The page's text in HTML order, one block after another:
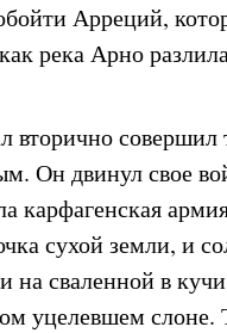
Арреций,
река Арно
вторично совершил
Он двинул свое
карфагенская
сухой земли, и
на сваленной в
уцелевшем